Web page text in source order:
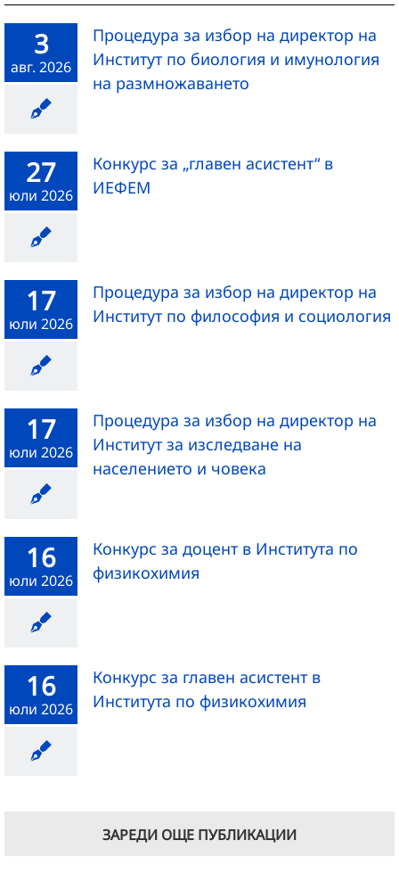
3
авг. 2026
Процедура за избор на директор на
Институт по биология и имунология
на размножаването
27
юли 2026
Конкурс за „главен асистент“ в
ИЕФЕМ
17
юли 2026
Процедура за избор на директор на
Институт по философия и социология
17
юли 2026
Процедура за избор на директор на
Институт за изследване на
населението и човека
16
юли 2026
Конкурс за доцент в Института по
физикохимия
16
юли 2026
Конкурс за главен асистент в
Института по физикохимия
ЗАРЕДИ ОЩЕ ПУБЛИКАЦИИ